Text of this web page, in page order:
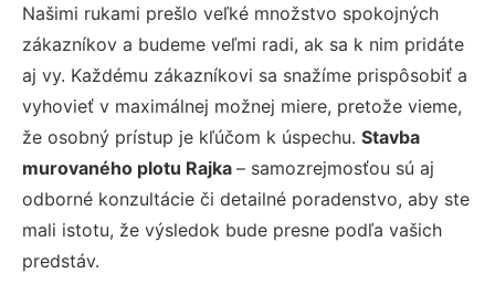
Našimi rukami prešlo veľké množstvo spokojných
zákazníkov a budeme veľmi radi, ak sa k nim pridáte
aj vy. Každému zákazníkovi sa snažíme prispôsobiť a
vyhovieť v maximálnej možnej miere, pretože vieme,
že osobný prístup je kľúčom k úspechu. Stavba
murovaného plotu Rajka – samozrejmosťou sú aj
odborné konzultácie či detailné poradenstvo, aby ste
mali istotu, že výsledok bude presne podľa vašich
predstáv.